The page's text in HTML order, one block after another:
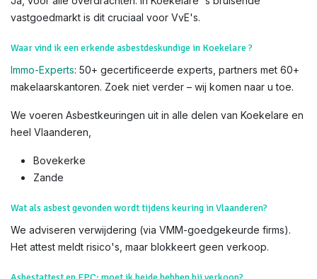
ons direct voor een asbestattest-aanvraag.
Asbestattest voor appartementen of handelspanden in Vlaanderen?
Ja, voor alle overdrachten. In Koekelare 's bruisende
vastgoedmarkt is dit cruciaal voor VvE's.
Waar vind ik een erkende asbestdeskundige in Koekelare ?
Immo-Experts
We voeren Asbestkeuringen uit in alle delen van Koekelare en
heel Vlaanderen,
Bovekerke